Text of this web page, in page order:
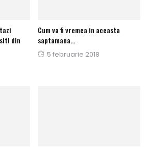
din
Cum va fi vremea in aceasta
saptamana…
Publicat
5 februarie 2018